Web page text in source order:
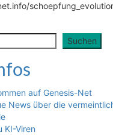
Suchen
auf Genesis-Net
News über die
KI-Viren